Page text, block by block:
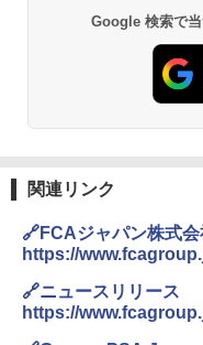
Google 検索で
関連リンク
🔗FCAジャパン株式会
https://
🔗ニュースリリース
https://